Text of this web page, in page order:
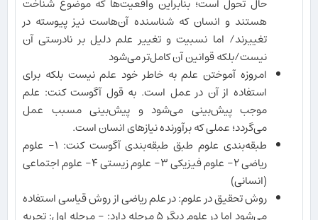
حال تحول است؛ بنابراین واقعیت‌ها که موضوع شناخت
هستند و انسان که شناسنده آن‌هاست نیز پیوسته در
تغییرند/ اما نسبیت و تغییر علم دلیل بر نادرستی آن
نیست/بلکه قوانین آن کامل‌تر می‌شود
امروزه آموختن علم به خاطر خود علم نیست بلکه برای
استفاده از آن در عمل است. به قول آگوست کنت: علم
موجب پیش‌بینی می‌شود و پیش‌بینی مسبب عمل
می‌گردد؛ عملی که برآورنده نیازهای انسان است.
طبقه‌بندی علوم طبق طبقه‌بندی آگوست کنت: ١- علوم
ریاضی ٢- علوم فیزیکی ٣- علوم زیستی ۴- علوم اجتماعی
(انسانی)
روش تحقیق در علوم: در علم ریاضی از روش قیاسی استفاده
می‌شود اما در علوم دیگر ۵ مرحله دارد: - مرحله اول: تجربه